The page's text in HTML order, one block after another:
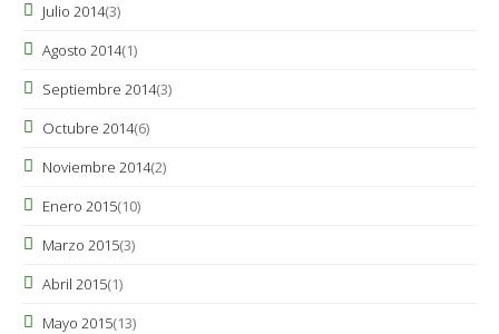
Julio 2014(3)
Agosto 2014(1)
Septiembre 2014(3)
Octubre 2014(6)
Noviembre 2014(2)
Enero 2015(10)
Marzo 2015(3)
Abril 2015(1)
Mayo 2015(13)